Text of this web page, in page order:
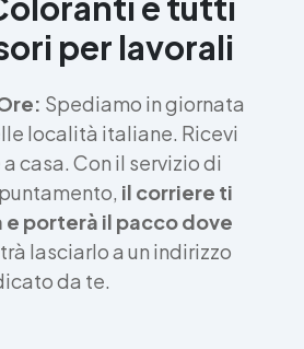
per lavorali
Spediamo in giornata
località italiane. Ricevi
casa. Con il servizio di
il corriere ti
e porterà il pacco dove
lasciarlo a un indirizzo
da te.